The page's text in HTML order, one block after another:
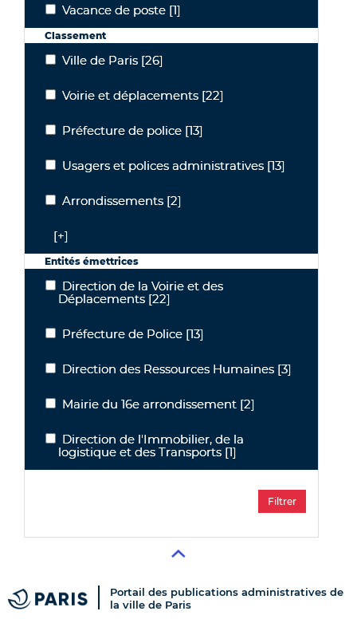
Vacance de poste
Vacance de poste [1]
Classement
Ville de Paris
Ville de Paris [26]
Voirie et déplacements
Voirie et déplacements [22]
Préfecture de police
Préfecture de police [13]
Usagers et polices administratives
Usagers et polices administratives [13]
Arrondissements
Arrondissements [2]
[+]
Entités émettrices
Direction de la Voirie et des Déplacements
Direction de la Voirie et des
Déplacements [22]
Préfecture de Police
Préfecture de Police [13]
Direction des Ressources Humaines
Direction des Ressources Humaines [3]
Mairie du 16e arrondissement
Mairie du 16e arrondissement [2]
Direction de l'Immobilier, de la logistique et des Transports
Direction de l'Immobilier, de la
logistique et des Transports [1]
Portail des publications administratives de
la ville de Paris